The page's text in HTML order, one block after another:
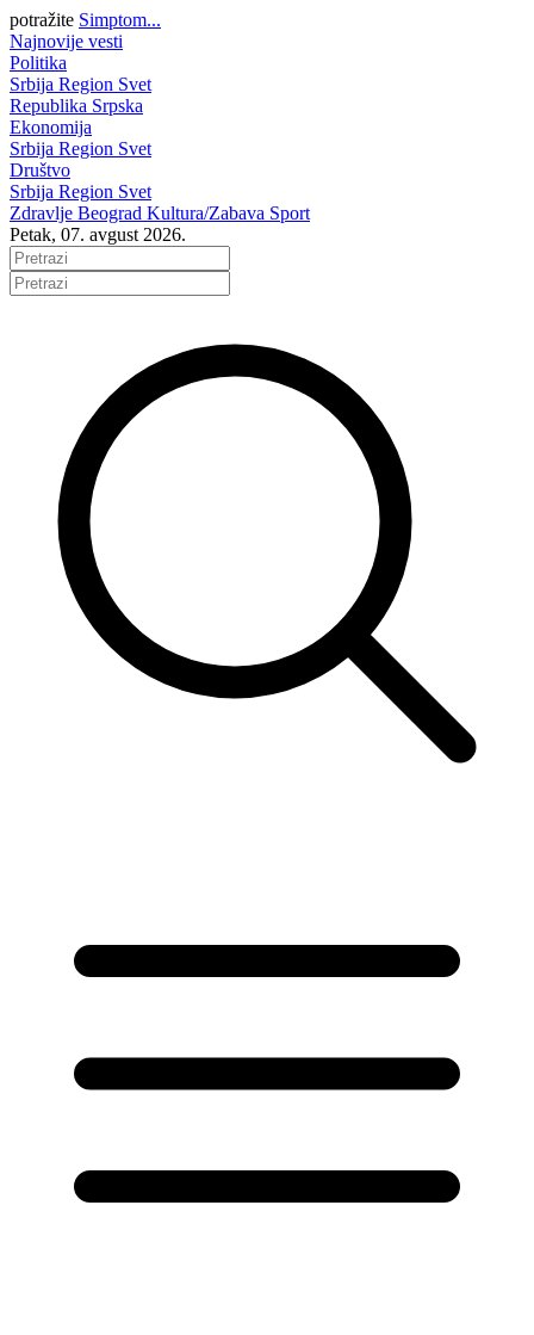
potražite Simptom...
Najnovije vesti
Politika
Srbija Region Svet
Republika Srpska
Ekonomija
Srbija Region Svet
Društvo
Srbija Region Svet
Zdravlje Beograd Kultura/Zabava Sport
Petak, 07. avgust 2026.